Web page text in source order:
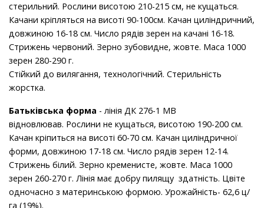
стерильний. Рослини висотою 210-215 см, не кущаться.
Качани кріпляться на висоті 90-100см. Качан циліндричний,
довжиною 16-18 см. Число рядів зерен на качані 16-18.
Стрижень червоний. Зерно зубовидне, жовте. Маса 1000
зерен 280-290 г.
Стійкий до вилягання, технологічний. Стерильність
жорстка.
Батьківська форма - лінія ДК 276-1 МВ
відновлював. Рослини не кущаться, висотою 190-200 см.
Качан кріпиться на висоті 60-70 см. Качан циліндричної
форми, довжиною 17-18 см. Число рядів зерен 12-14.
Стрижень білий. Зерно кременисте, жовте. Маса 1000
зерен 260-270 г. Лінія має добру пилящу здатність. Цвіте
одночасно з материнською формою. Урожайність- 62,6 ц/
га (19%).